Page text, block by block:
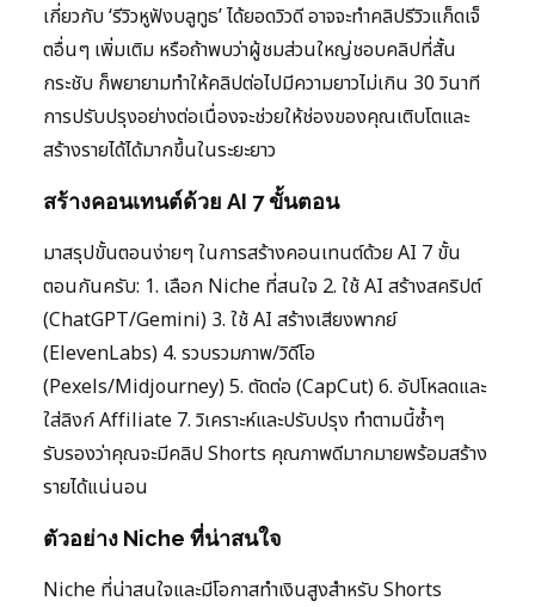
เกี่ยวกับ ‘รีวิวหูฟังบลูทูธ’ ได้ยอดวิวดี อาจจะทำคลิปรีวิวแก็ดเจ็
ตอื่นๆ เพิ่มเติม หรือถ้าพบว่าผู้ชมส่วนใหญ่ชอบคลิปที่สั้น
กระชับ ก็พยายามทำให้คลิปต่อไปมีความยาวไม่เกิน 30 วินาที
การปรับปรุงอย่างต่อเนื่องจะช่วยให้ช่องของคุณเติบโตและ
สร้างรายได้ได้มากขึ้นในระยะยาว
สร้างคอนเทนต์ด้วย AI 7 ขั้นตอน
มาสรุปขั้นตอนง่ายๆ ในการสร้างคอนเทนต์ด้วย AI 7 ขั้น
ตอนกันครับ: 1. เลือก Niche ที่สนใจ 2. ใช้ AI สร้างสคริปต์
(ChatGPT/Gemini) 3. ใช้ AI สร้างเสียงพากย์
(ElevenLabs) 4. รวบรวมภาพ/วิดีโอ
(Pexels/Midjourney) 5. ตัดต่อ (CapCut) 6. อัปโหลดและ
ใส่ลิงก์ Affiliate 7. วิเคราะห์และปรับปรุง ทำตามนี้ซ้ำๆ
รับรองว่าคุณจะมีคลิป Shorts คุณภาพดีมากมายพร้อมสร้าง
รายได้แน่นอน
ตัวอย่าง Niche ที่น่าสนใจ
Niche ที่น่าสนใจและมีโอกาสทำเงินสูงสำหรับ Shorts